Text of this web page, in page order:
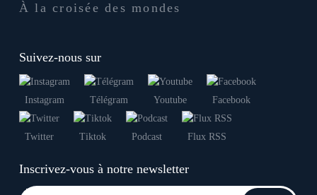
À la croisée des mondes
Suivez-nous sur
Instagram Télégram Youtube Facebook
Twitter Tiktok Podcast Flux RSS
Inscrivez-vous à notre newsletter